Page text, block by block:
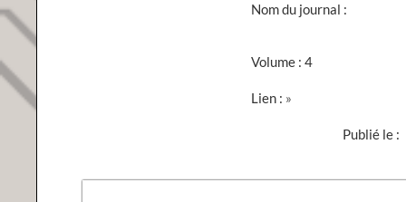
Nom du journal :
Volume : 4
Lien : »
Publié le :